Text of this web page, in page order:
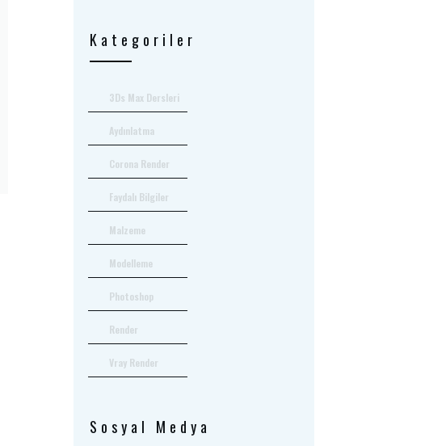
Kategoriler
3Ds Max Dersleri
Aydınlatma
Corona Render
Faydalı Bilgiler
Malzeme
Modelleme
Photoshop
Render
Vray Render
Sosyal Medya